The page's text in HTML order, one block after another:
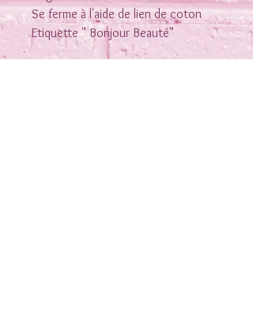
Se ferme à l'aide de lien de coton
Etiquette " Bonjour Beauté"